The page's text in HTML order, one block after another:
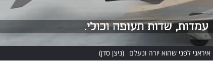
לפני שהוא יורה ונעלם (ניצן סדן)